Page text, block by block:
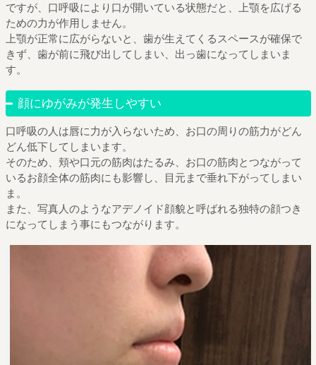
ですが、口呼吸により口が開いている状態だと、上顎を広げる
ための力が作用しません。
上顎が正常に広がらないと、歯が生えてくるスペースが確保で
きず、歯が前に飛び出してしまい、出っ歯になってしまいま
す。
顔にゆがみが発生しやすい
口呼吸の人は唇に力が入らないため、お口の周りの筋力がどん
どん低下してしまいます。
そのため、頬や口元の筋肉はたるみ、お口の筋肉とつながって
いるお顔全体の筋肉にも影響し、目元まで垂れ下がってしまい
ま。
また、写真人のようなアデノイド顔貌と呼ばれる独特の顔つき
になってしまう事にもつながります。